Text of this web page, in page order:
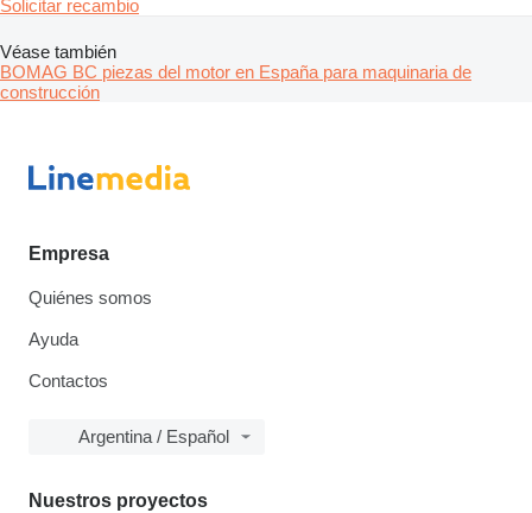
Solicitar recambio
Véase también
BOMAG BC piezas del motor en España para maquinaria de
construcción
Empresa
Quiénes somos
Ayuda
Contactos
Argentina / Español
Nuestros proyectos